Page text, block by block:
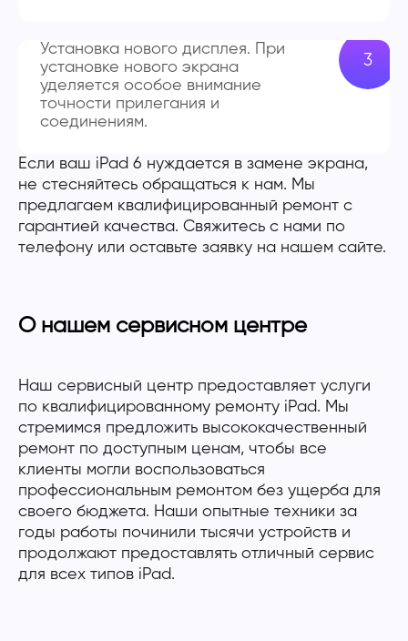
Установка нового дисплея. При
установке нового экрана
уделяется особое внимание
точности прилегания и
соединениям.
Если ваш iPad 6 нуждается в замене экрана,
не стесняйтесь обращаться к нам. Мы
предлагаем квалифицированный ремонт с
гарантией качества. Свяжитесь с нами по
телефону или оставьте заявку на нашем сайте.
О нашем сервисном центре
Наш сервисный центр предоставляет услуги
по квалифицированному ремонту iPad. Мы
стремимся предложить высококачественный
ремонт по доступным ценам, чтобы все
клиенты могли воспользоваться
профессиональным ремонтом без ущерба для
своего бюджета. Наши опытные техники за
годы работы починили тысячи устройств и
продолжают предоставлять отличный сервис
для всех типов iPad.